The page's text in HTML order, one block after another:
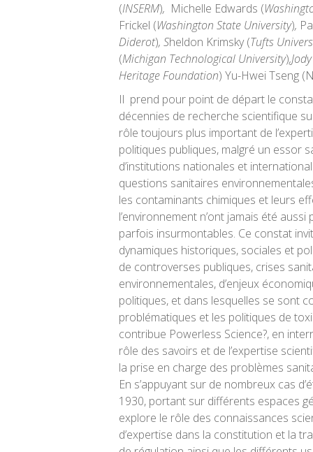
(INSERM), Michelle Edwards (
Frickel (Washington State University),
Diderot), Sheldon Krimsky (Tufts
(Michigan Technological University),
Heritage Foundation) Yu-Hwei Tseng
Il prend pour point de départ le
décennies de recherche scientifique
rôle toujours plus important de
politiques publiques, malgré un essor
d’institutions nationales et
questions sanitaires
les contaminants chimiques et leurs
l’environnement n’ont jamais été
parfois insurmontables. Ce constat
dynamiques historiques, sociales et
de controverses publiques, crises
environnementales, d’enjeux
politiques, et dans lesquelles se sont
problématiques et les politiques de
contribue Powerless Science?, en
rôle des savoirs et de l’expertise
la prise en charge des problèmes
En s’appuyant sur de nombreux cas
1930, portant sur différents espaces
explore le rôle des connaissances
d’expertise dans la constitution et la